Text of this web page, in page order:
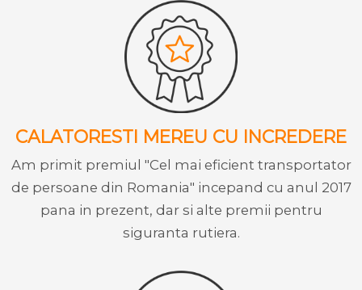
CALATORESTI MEREU CU INCREDERE
Am primit premiul "Cel mai eficient transportator
de persoane din Romania" incepand cu anul 2017
pana in prezent, dar si alte premii pentru
siguranta rutiera.